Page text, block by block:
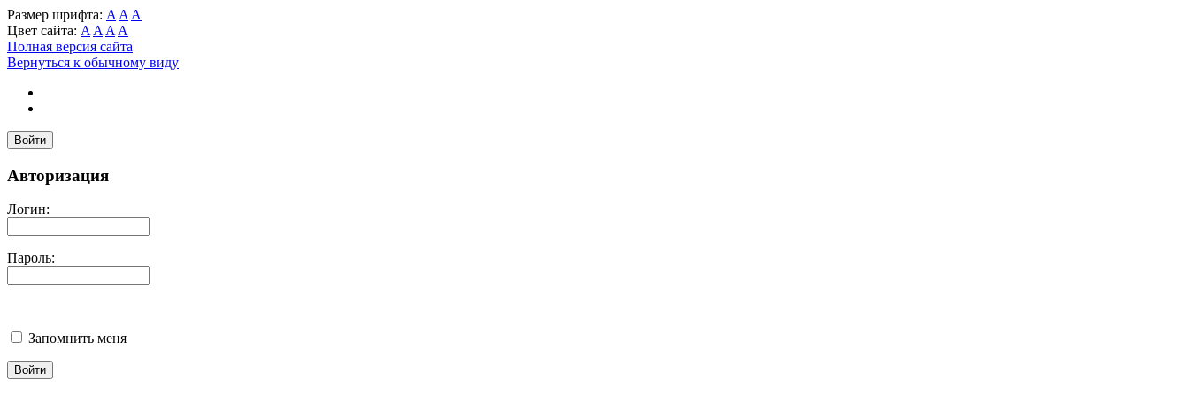
Размер шрифта: A A A
Цвет сайта: A A A A
Полная версия сайта
Вернуться к обычному виду
Войти
Авторизация
Логин:
Пароль:
Запомнить меня